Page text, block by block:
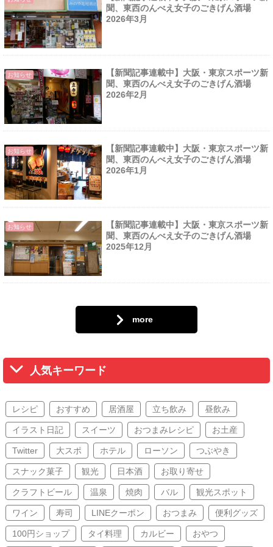
聞、東西のんべえ女子のごきげん酒場
2026年3月
お知らせ
【新聞記事連載中】大阪・東京スポーツ新
聞、東西のんべえ女子のごきげん酒場
2026年2月
お知らせ
【新聞記事連載中】大阪・東京スポーツ新
聞、東西のんべえ女子のごきげん酒場
2026年1月
お知らせ
【新聞記事連載中】大阪・東京スポーツ新
聞、東西のんべえ女子のごきげん酒場
2025年12月
more
人気キーワード
レシピ おすすめ 居酒屋 立ち飲み 昼飲み
イラスト日記 スイーツ おつまみレシピ お土産
Twitter 大スポ ホテル ローソン つぶやき
スナック菓子 観光 日本酒 お取り寄せ
クラフトビール 温泉 焼肉 バル 観光スポット
ワイン 寿司 LINEクーポン おつまみ 便利グッズ
100円ショップ タイ料理 カルビー おやつ